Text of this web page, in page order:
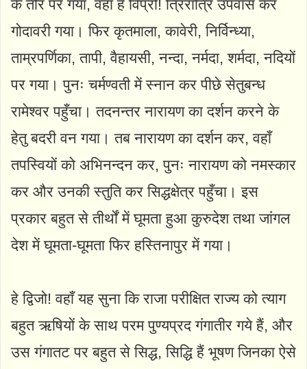
के तीर पर गया, वहाँ हे विप्रो! त्रिरात्रि उपवास कर
गोदावरी गया। फिर कृतमाला, कावेरी, निर्विन्ध्या,
ताम्रपर्णिका, तापी, वैहायसी, नन्दा, नर्मदा, शर्मदा, नदियों
पर गया। पुनः चर्मण्वती में स्नान कर पीछे सेतुबन्ध
रामेश्वर पहुँचा। तदनन्तर नारायण का दर्शन करने के
हेतु बदरी वन गया। तब नारायण का दर्शन कर, वहाँ
तपस्वियों को अभिनन्दन कर, पुनः नारायण को नमस्कार
कर और उनकी स्तुति कर सिद्धक्षेत्र पहुँचा। इस
प्रकार बहुत से तीर्थों में घूमता हुआ कुरुदेश तथा जांगल
देश में घूमता-घूमता फिर हस्तिनापुर में गया।
हे द्विजो! वहाँ यह सुना कि राजा परीक्षित राज्य को त्याग
बहुत ऋषियों के साथ परम पुण्यप्रद गंगातीर गये हैं, और
उस गंगातट पर बहुत से सिद्ध, सिद्धि हैं भूषण जिनका ऐसे